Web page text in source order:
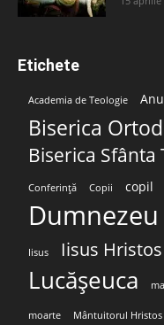
Etichete
Academia de Teologie
Biserica
Biserica Sfânta
Conferință Copii copil
Dumnezeu
Iisus Iisus Hristos
Lucășeuca
moarte Mântuitorul Hristos